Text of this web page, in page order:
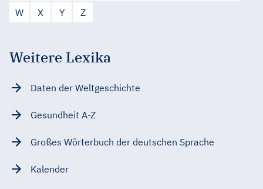
W
X Y Z
Weitere Lexika
Daten der Weltgeschichte
Gesundheit A-Z
Großes Wörterbuch der deutschen Sprache
Kalender